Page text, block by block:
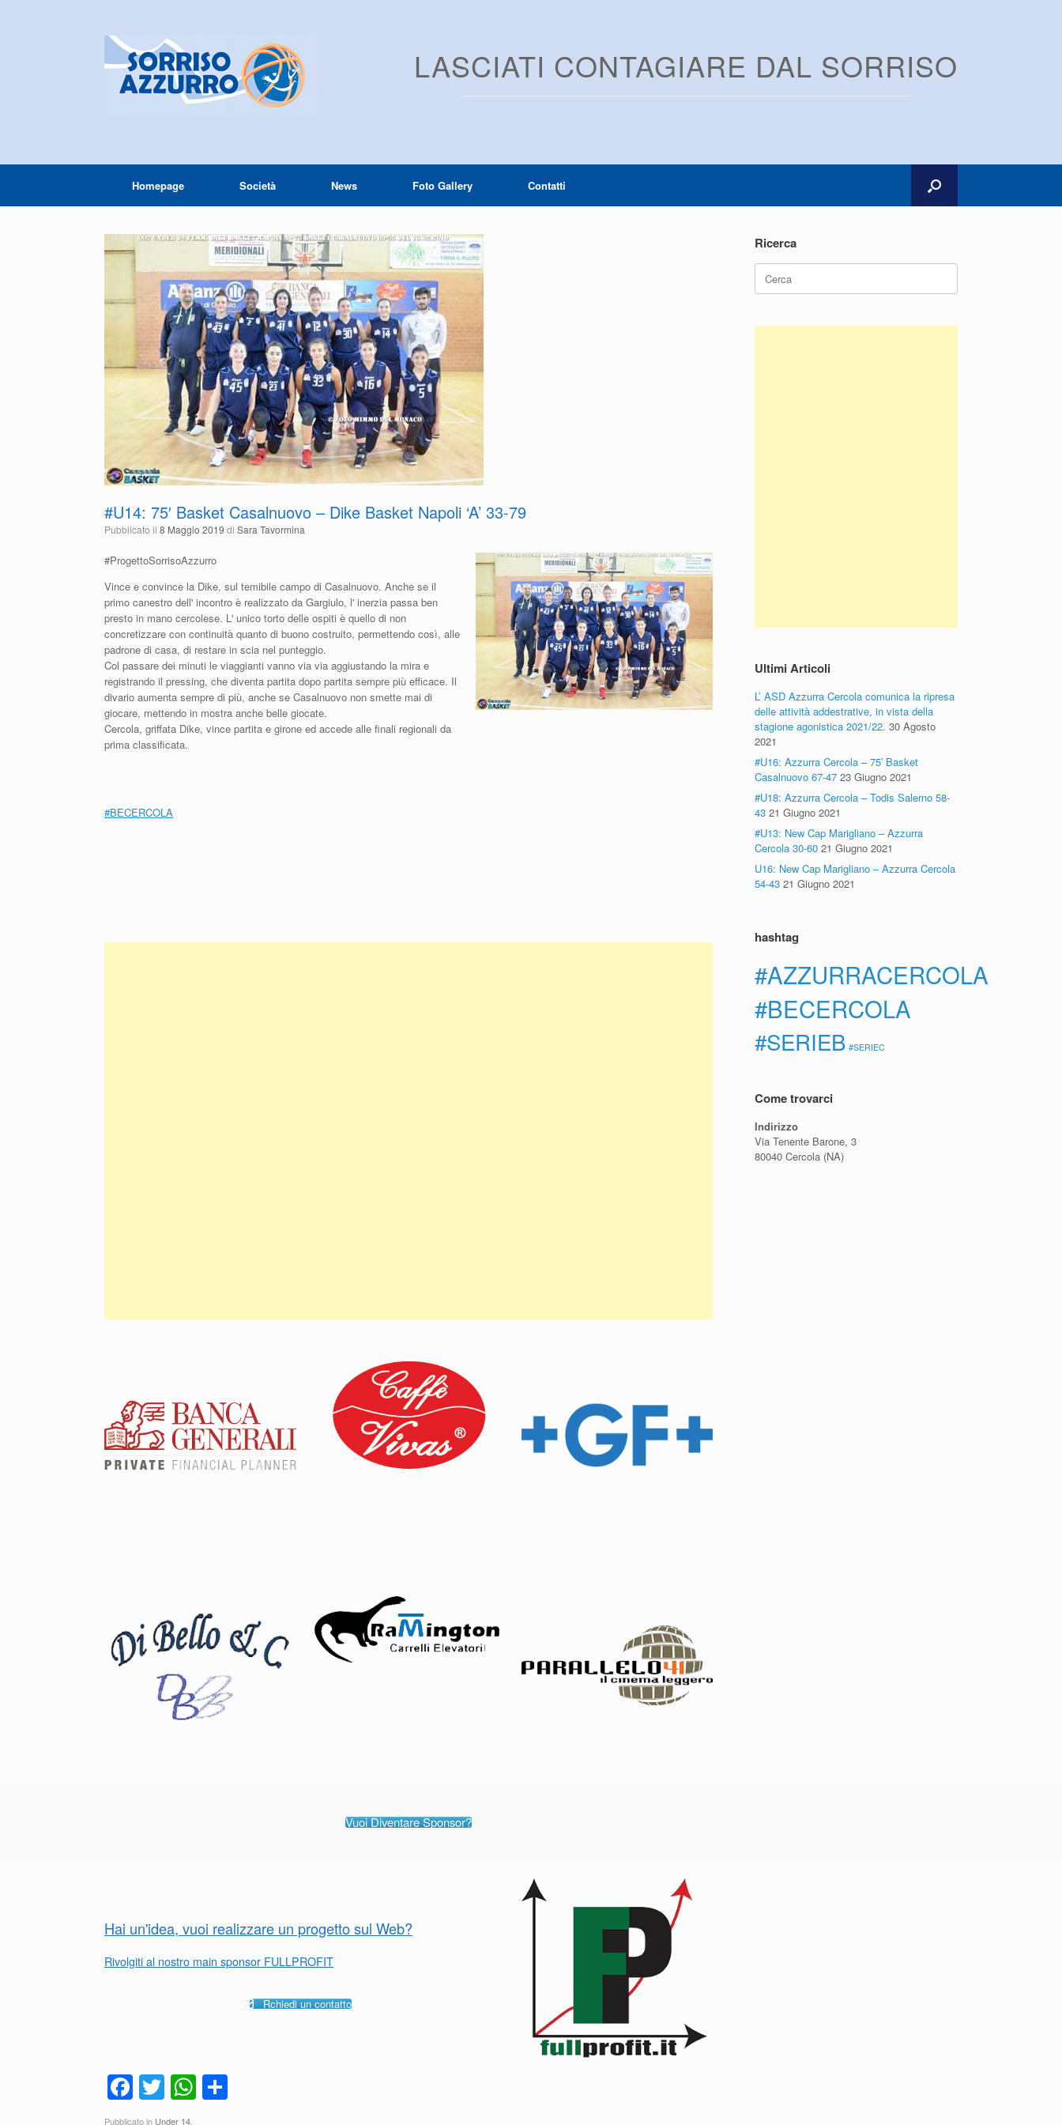
LASCIATI CONTAGIARE DAL SORRISO
Homepage Società News Foto Gallery Contatti
#U14: 75′ Basket Casalnuovo – Dike Basket Napoli ‘A’ 33-79
Pubblicato il 8 Maggio 2019 di Sara Tavormina
#ProgettoSorrisoAzzurro
Vince e convince la Dike, sul temibile campo di Casalnuovo. Anche se il
primo canestro dell' incontro è realizzato da Gargiulo, l' inerzia passa ben
presto in mano cercolese. L' unico torto delle ospiti è quello di non
concretizzare con continuità quanto di buono costruito, permettendo così, alle
padrone di casa, di restare in scia nel punteggio.
Col passare dei minuti le viaggianti vanno via via aggiustando la mira e
registrando il pressing, che diventa partita dopo partita sempre più efficace. Il
divario aumenta sempre di più, anche se Casalnuovo non smette mai di
giocare, mettendo in mostra anche belle giocate.
Cercola, griffata Dike, vince partita e girone ed accede alle finali regionali da
prima classificata.
#BECERCOLA
Vuoi Diventare Sponsor?
Hai un'idea, vuoi realizzare un progetto sul Web?
Rivolgiti al nostro main sponsor FULLPROFIT
Rchiedi un contatto
F
a
T
wi
W
Pubblicato in Under 14
Ricerca
Ricerca
per:
Ultimi Articoli
L’ ASD Azzurra Cercola comunica la ripresa
delle attività addestrative, in vista della
stagione agonistica 2021/22. 30 Agosto
2021
#U16: Azzurra Cercola – 75′ Basket
Casalnuovo 67-47 23 Giugno 2021
#U18: Azzurra Cercola – Todis Salerno 58-
43 21 Giugno 2021
#U13: New Cap Marigliano – Azzurra
Cercola 30-60 21 Giugno 2021
U16: New Cap Marigliano – Azzurra Cercola
54-43 21 Giugno 2021
hashtag
#AZZURRACERCOLA
#BECERCOLA
#SERIEB #SERIEC
Come trovarci
Indirizzo
Via Tenente Barone, 3
80040 Cercola (NA)